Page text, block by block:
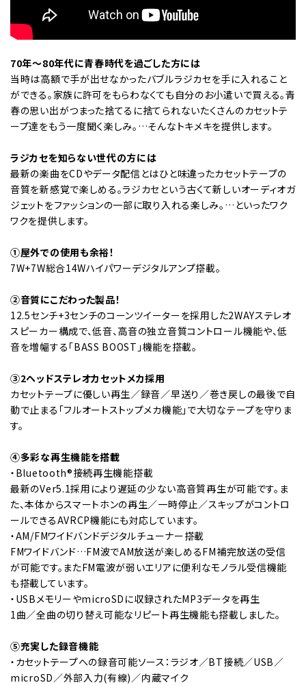
70年～80年代に青春時代を過ごした方には
当時は高額で手が出せなかったバブルラジカセを手に入れること
ができる。家族に許可をもらわなくても自分のお小遣いで買える。青
春の思い出がつまった捨てるに捨てられないたくさんのカセットテ
ープ達をもう一度聞く楽しみ。…そんなトキメキを提供します。
ラジカセを知らない世代の方には
最新の楽曲をCDやデータ配信とはひと味違ったカセットテープの
音質を新感覚で楽しめる。ラジカセという古くて新しいオーディオガ
ジェットをファッションの一部に取り入れる楽しみ。…といったワク
ワクを提供します。
①屋外での使用も余裕！
7W+7W総合14Wハイパワーデジタルアンプ搭載。
②音質にこだわった製品！
12.5センチ+3センチのコーンツイーターを採用した2WAYステレオ
スピーカー構成で、低音、高音の独立音質コントロール機能や、低
音を増幅する「BASS BOOST」機能を搭載。
③2ヘッドステレオカセットメカ採用
カセットテープに優しい再生／録音／早送り／巻き戻しの最後で自
動で止まる「フルオートストップメカ機能」で大切なテープを守りま
す。
④多彩な再生機能を搭載
・Bluetooth®接続再生機能搭載
最新のVer5.1採用により遅延の少ない高音質再生が可能です。ま
た、本体からスマートホンの再生／一時停止／スキップがコントロ
ールできるAVRCP機能にも対応しています。
・AM/FMワイドバンドデジタルチューナー搭載
FMワイドバンド…FM波でAM放送が楽しめるFM補完放送の受信
が可能です。またFM電波が弱いエリアに便利なモノラル受信機能
も搭載しています。
・USBメモリーやmicroSDに収録されたMP3データを再生
1曲／全曲の切り替え可能なリピート再生機能も搭載しました。
⑤充実した録音機能
・カセットテープへの録音可能ソース：ラジオ／BT接続／USB／
microSD／外部入力(有線)／内蔵マイク